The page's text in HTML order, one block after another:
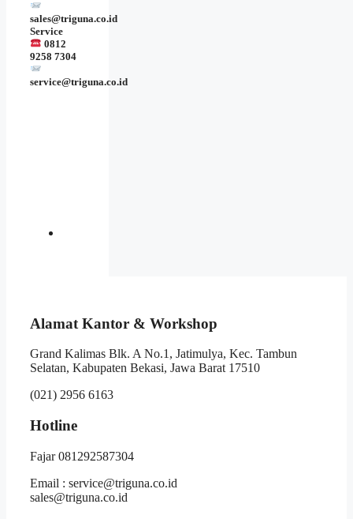
sales@triguna.co.id
Service
0812
9258 7304
service@triguna.co.id
Alamat Kantor & Workshop
Grand Kalimas Blk. A No.1, Jatimulya, Kec. Tambun
Selatan, Kabupaten Bekasi, Jawa Barat 17510
(021) 2956 6163
Hotline
Fajar 081292587304
Email : service@triguna.co.id
sales@triguna.co.id